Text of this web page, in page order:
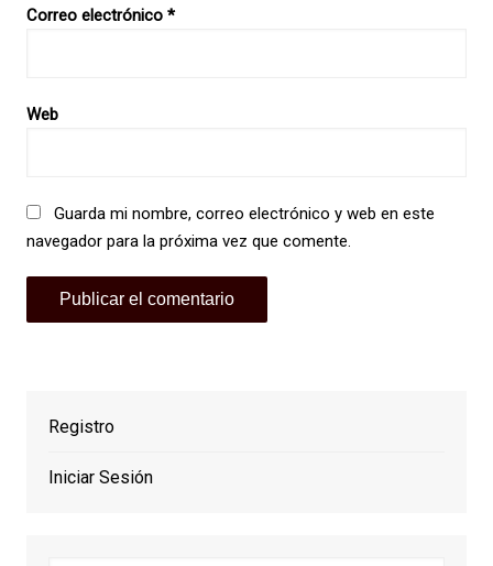
Correo electrónico *
Web
Guarda mi nombre, correo electrónico y web en este
navegador para la próxima vez que comente.
Registro
Iniciar Sesión